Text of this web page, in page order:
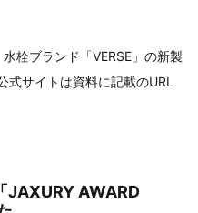
栓ブランド「VERSE」の新製
サイトは資料に記載のURL
JAXURY AWARD